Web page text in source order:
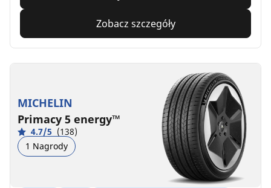
Zobacz szczegóły
MICHELIN
Primacy 5 energy™
4.7/5 (138)
1 Nagrody